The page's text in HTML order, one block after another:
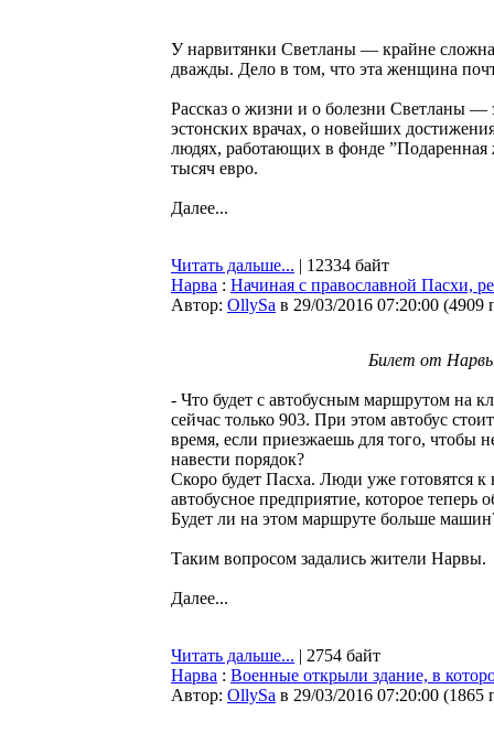
У нарвитянки Светланы — крайне
дважды. Дело в том, что эта женщина
Рассказ о жизни и о болезни Светланы —
эстонских врачах, о новейших
людях, работающих в фонде
тысяч евро.
Далее...
Читать дальше... | 12334 байт
Нарва : Начиная с православной Пасхи,
Автор: OllySa в 29/03/2016 07:20:00 (4909
Билет от
- Что будет с автобусным маршрутом на
сейчас только 903. При этом автобус
время, если приезжаешь для того, чтобы
навести порядок?
Скоро будет Пасха. Люди уже готовятся
автобусное предприятие, которое теперь
Будет ли на этом маршруте больше
Таким вопросом задались жители Нарвы.
Далее...
Читать дальше... | 2754 байт
Нарва : Военные открыли здание, в
Автор: OllySa в 29/03/2016 07:20:00 (1865